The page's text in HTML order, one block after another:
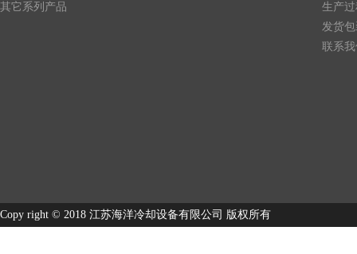
其它系列产品
生产
发货
联系
Copy right © 2018 江苏海洋冷却设备有限公司 版权所有